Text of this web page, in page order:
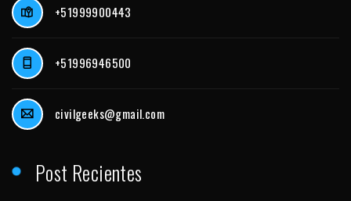
+51999900443
+51996946500
civilgeeks@gmail.com
Post Recientes